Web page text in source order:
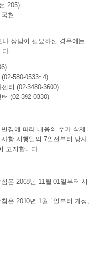
205)
현
상담이 필요하신 경우에는
다.
580-0533~4)
터 (02-3480-3600)
(02-392-0330)
경에 따라 내용의 추가.삭제
항 시행일의 7일전부터 당사
고지합니다.
은 2008년 11월 01일부터 시
은 2010년 1월 1일부터 개정,